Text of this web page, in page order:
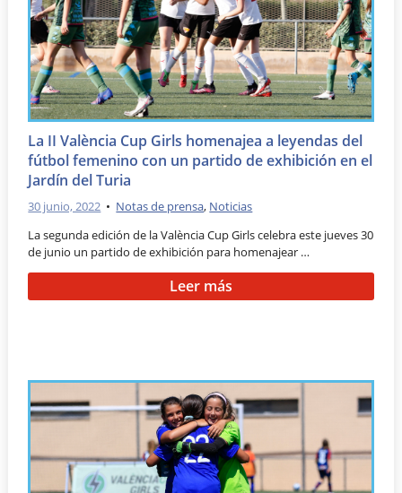
La II València Cup Girls homenajea a leyendas del
fútbol femenino con un partido de exhibición en el
Jardín del Turia
30 junio, 2022 • Notas de prensa, Noticias
La segunda edición de la València Cup Girls celebra este jueves 30
de junio un partido de exhibición para homenajear …
Leer más